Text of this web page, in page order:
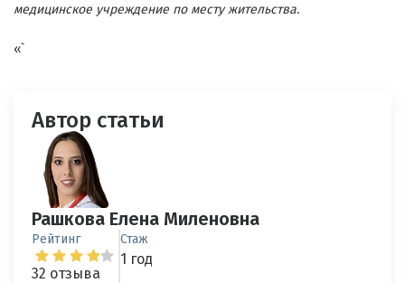
медицинское учреждение по месту жительства.
«`
Автор статьи
Рашкова Елена Миленовна
Рейтинг
32 отзыва
Стаж
1 год